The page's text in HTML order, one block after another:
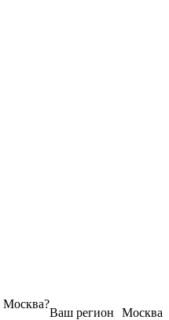
Москва
Ваш регион
Москва?